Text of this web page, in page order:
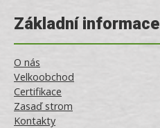
Základní informace
O nás
Velkoobchod
Certifikace
Zasaď strom
Kontakty